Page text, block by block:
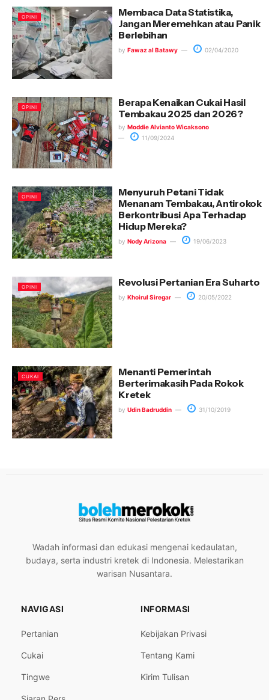
OPINI
Membaca Data Statistika,
Jangan Meremehkan atau Panik
Berlebihan
by Fawaz al Batawy 02/04/2020
OPINI
Berapa Kenaikan Cukai Hasil
Tembakau 2025 dan 2026?
by Moddie Alvianto Wicaksono
11/09/2024
OPINI
Menyuruh Petani Tidak
Menanam Tembakau, Antirokok
Berkontribusi Apa Terhadap
Hidup Mereka?
by Nody Arizona 19/06/2023
OPINI Revolusi Pertanian Era Suharto
by Khoirul Siregar 20/05/2022
CUKAI
Menanti Pemerintah
Berterimakasih Pada Rokok
Kretek
by Udin Badruddin 31/10/2019
Wadah informasi dan edukasi mengenai kedaulatan,
budaya, serta industri kretek di Indonesia. Melestarikan
warisan Nusantara.
NAVIGASI
Pertanian
Cukai
Tingwe
INFORMASI
Kebijakan Privasi
Tentang Kami
Kirim Tulisan